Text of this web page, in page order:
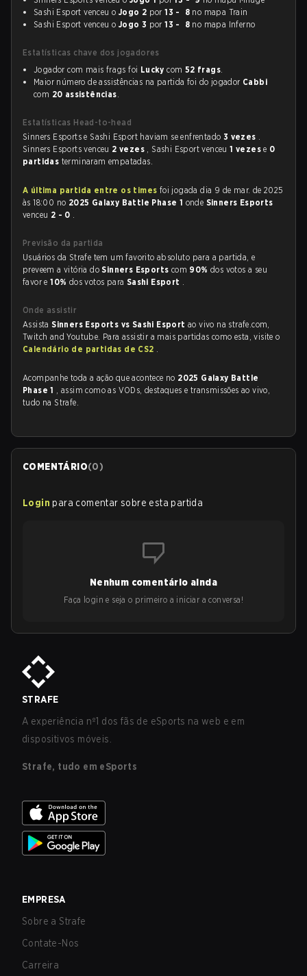
Sashi Esport venceu o Jogo 2 por13 - 8 no mapa Train
Sashi Esport venceu o Jogo 3 por13 - 8 no mapa Inferno
Estatísticas chave dos jogadores
Jogador com mais frags foi Lucky com 52 frags.
Maior número de assistências na partida foi do jogador Cabbi
com 20 assistências.
Estatísticas Head-to-head
Sinners Esports e Sashi Esport haviam se enfrentado 3 vezes .
Sinners Esports venceu 2 vezes , Sashi Esport venceu1 vezese 0
partidas terminaram empatadas.
A última partida entre os times foi jogada dia 9 de mar. de 2025
às 18:00 no 2025 Galaxy Battle Phase 1 onde Sinners Esports
venceu 2 - 0 .
Previsão da partida
Usuários da Strafe tem um favorito absoluto para a partida, e
preveem a vitória doSinners Esports com 90%dos votos a seu
favor e10% dos votos para Sashi Esport .
Onde assistir
AssistaSinners Esports vs Sashi Esportao vivo na strafe.com,
Twitch and Youtube. Para assistir a mais partidas como esta, visite o
Calendário de partidas de CS2 .
Acompanhe toda a ação que acontece no 2025 Galaxy Battle
Phase 1 , assim como as VODs, destaques e transmissões ao vivo,
tudo na Strafe.
COMENTÁRIO(0)
Login para comentar sobre esta partida
Nenhum comentário ainda
Faça login e seja o primeiro a iniciar a conversa!
STRAFE
A experiência nº1 dos fãs de eSports na web e em
dispositivos móveis.
Strafe, tudo em eSports
EMPRESA
Sobre a Strafe
Contate-Nos
Carreira